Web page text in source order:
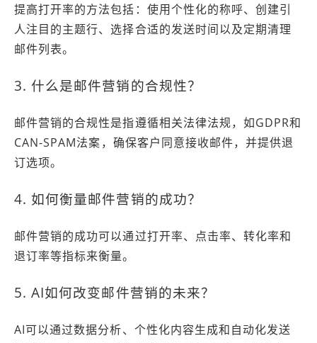
提高打开率的方法包括：使用个性化的称呼、创建引
人注目的主题行、选择合适的发送时间以及定期清理
邮件列表。
3. 什么是邮件营销的合规性？
邮件营销的合规性是指遵循相关法律法规，如GDPR和
CAN-SPAM法案，确保客户同意接收邮件，并提供退
订选项。
4. 如何衡量邮件营销的成功？
邮件营销的成功可以通过打开率、点击率、转化率和
退订率等指标来衡量。
5. AI如何改变邮件营销的未来？
AI可以通过数据分析、个性化内容生成和自动化发送